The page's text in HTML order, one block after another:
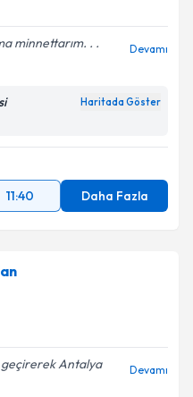
minnettarım. . .
Devamı
Haritada Göster
11:40 Daha Fazla
geçirerek Antalya
Devamı